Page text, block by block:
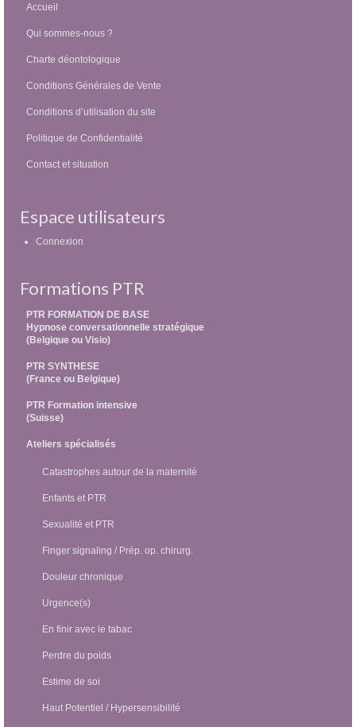
Accueil
Qui sommes-nous ?
Charte déontologique
Conditions Générales de Vente
Conditions d’utilisation du site
Politique de Confidentialité
Contact et situation
Espace utilisateurs
Connexion
Formations PTR
PTR FORMATION DE BASE
Hypnose conversationnelle stratégique
(Belgique ou Visio)
PTR SYNTHESE
(France ou Belgique)
PTR Formation intensive
(Suisse)
Ateliers spécialisés
Catastrophes autour de la maternité
Enfants et PTR
Sexualité et PTR
Finger signaling / Prép. op. chirurg.
Douleur chronique
Urgence(s)
En finir avec le tabac
Perdre du poids
Estime de soi
Haut Potentiel / Hypersensibilité